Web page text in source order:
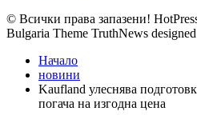
© Всички права запазени!
Bulgaria Theme TruthNews
Начало
новини
Kaufland улеснява
погача на изгодна цена